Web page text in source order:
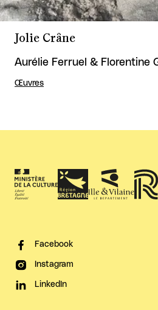
Jolie Crâne
Aurélie Ferruel & Florentine
Œuvres
Facebook
Instagram
LinkedIn